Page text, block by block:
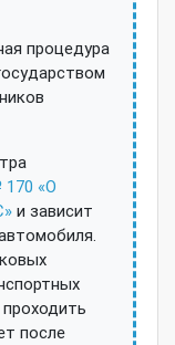
процедура
«О
и зависит
после